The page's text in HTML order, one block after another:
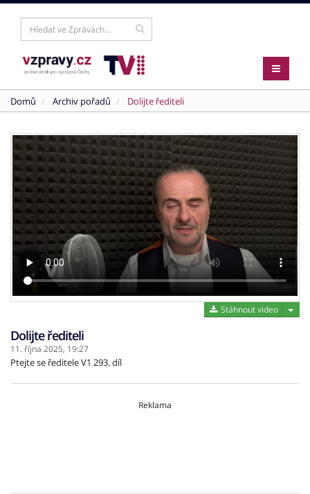
Domů Archiv pořadů Dolijte řediteli
Stáhnout video
Dolijte řediteli
11. října 2025, 19:27
Ptejte se ředitele V1 293. díl
Reklama